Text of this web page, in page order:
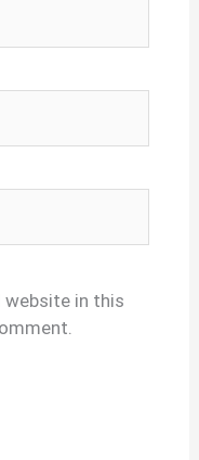
website in this